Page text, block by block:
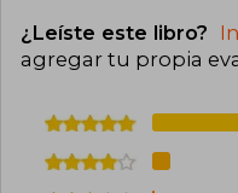
¿Leíste este libro?
agregar tu propia